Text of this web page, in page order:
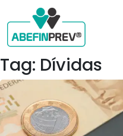
Tag: Dívidas